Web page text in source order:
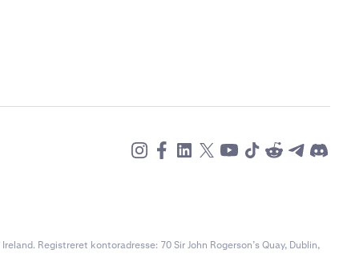
Registreret kontoradresse: 70 Sir John Rogerson’s Quay, Dublin,